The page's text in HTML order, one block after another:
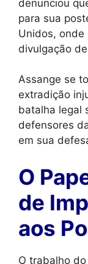
denunciou
para sua
Unidos, onde
divulgação
Assange se
extradição
batalha legal
defensores
em sua
O
de
aos
O trabalho